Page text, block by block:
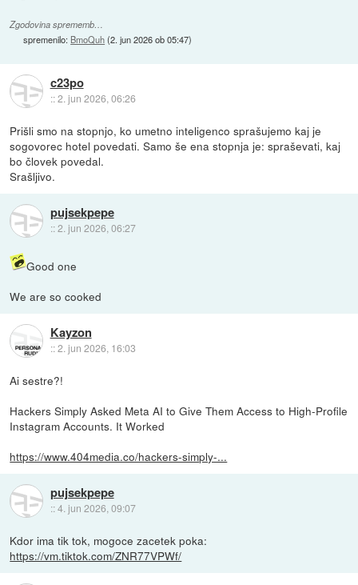
Zgodovina sprememb…
spremenilo: BmoQuh(2. jun 2026 ob 05:47)
c23po
::2. jun 2026, 06:26
Prišli smo na stopnjo, ko umetno inteligenco sprašujemo kaj je
sogovorec hotel povedati. Samo še ena stopnja je: spraševati, kaj
bo človek povedal.
Srašljivo.
pujsekpepe
::2. jun 2026, 06:27
Good one
We are so cooked
Kayzon
::2. jun 2026, 16:03
Ai sestre?!
Hackers Simply Asked Meta AI to Give Them Access to High-Profile
Instagram Accounts. It Worked
https://www.404media.co/hackers-simply-...
pujsekpepe
::4. jun 2026, 09:07
Kdor ima tik tok, mogoce zacetek poka:
https://vm.tiktok.com/ZNR77VPWf/